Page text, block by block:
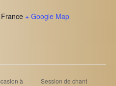
France + Google Map
à
Session de chant